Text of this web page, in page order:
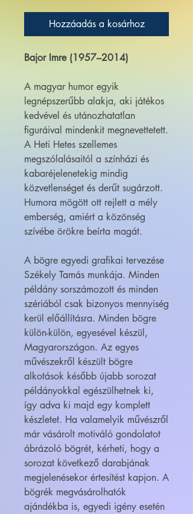
Hozzáadás a kosárhoz
Bajor Imre (1957–2014)
A magyar humor egyik
legnépszerűbb alakja, aki játékos
kedvével és utánozhatatlan
figuráival mindenkit megnevettetett.
A Heti Hetes szellemes
megszólalásaitól a színházi és
kabaréjelenetekig mindig
közvetlenséget és derűt sugárzott.
Humora mögött ott rejlett a mély
emberség, amiért a közönség
szívébe örökre beírta magát.
A bögre egyedi grafikai tervezése
Székely Tamás munkája. Minden
példány sorszámozott és minden
szériából csak bizonyos mennyiség
kerül előállításra. Minden bögre
külön-külön, egyesével készül,
Magyarországon. Az egyes
művészekről készült bögre
alkotások később újabb sorozat
példányokkal egészülhetnek ki,
így adva ki majd egy komplett
készletet. Ha valamelyik művészről
már vásárolt motiváló gondolatot
ábrázoló bögrét, kérheti, hogy a
sorozat következő darabjának
megjelenésekor értesítést kapjon. A
bögrék megvásárolhatók
ajándékba is, egyedi igény esetén